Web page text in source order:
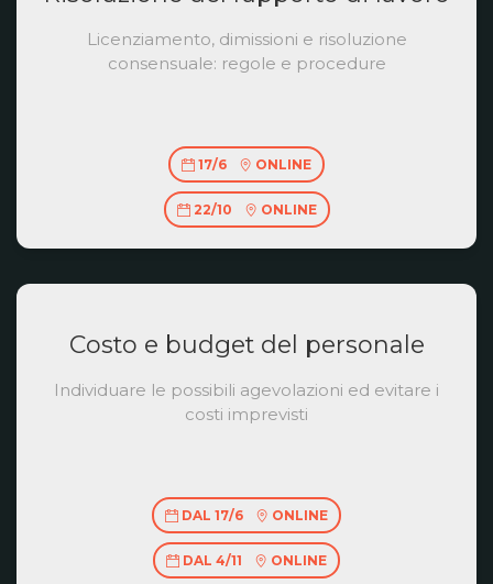
Licenziamento, dimissioni e risoluzione
consensuale: regole e procedure
17/6 ONLINE
22/10 ONLINE
Costo e budget del personale
Individuare le possibili agevolazioni ed evitare i
costi imprevisti
DAL 17/6 ONLINE
DAL 4/11 ONLINE